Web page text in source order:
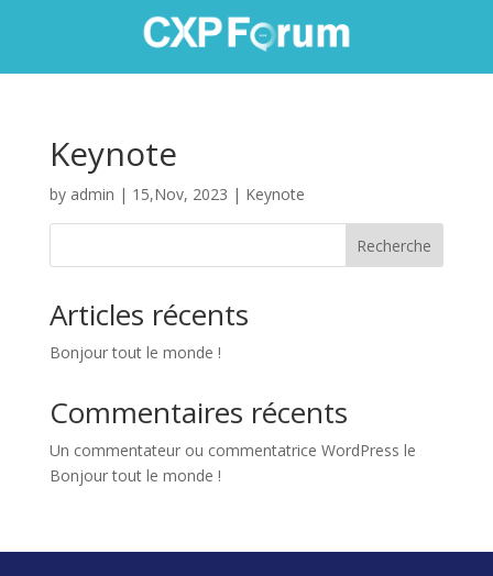
Keynote
by admin | 15,Nov, 2023 | Keynote
Recherche
Articles récents
Bonjour tout le monde !
Commentaires récents
Un commentateur ou commentatrice WordPress le
Bonjour tout le monde !